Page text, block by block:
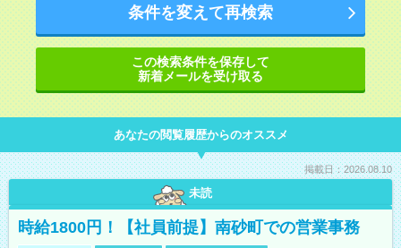
条件を変えて再検索
この検索条件を保存して
新着メールを受け取る
あなたの閲覧履歴からのオススメ
掲載日：2026.08.10
未読
時給1800円！【社員前提】南砂町での営業事務